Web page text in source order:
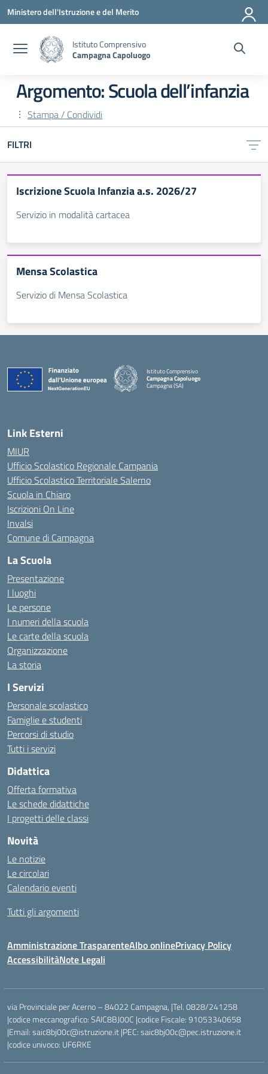
Vai ai contenuti
Vai al menu di navigazione
Vai al footer
Ministero dell'Istruzione e del Merito
Istituto Comprensivo
Campagna Capoluogo
Argomento: Scuola dell’infanzia
Stampa / Condividi
FILTRI
Iscrizione Scuola Infanzia a.s. 2026/27
Servizio in modalità cartacea
Mensa Scolastica
Servizio di Mensa Scolastica
Istituto Comprensivo
Campagna Capoluogo
Campagna (SA)
Link Esterni
MIUR
Ufficio Scolastico Regionale Campania
Ufficio Scolastico Territoriale Salerno
Scuola in Chiaro
Iscrizioni On Line
Invalsi
Comune di Campagna
La Scuola
Presentazione
I luoghi
Le persone
I numeri della scuola
Le carte della scuola
Organizzazione
La storia
I Servizi
Personale scolastico
Famiglie e studenti
Percorsi di studio
Tutti i servizi
Didattica
Offerta formativa
Le schede didattiche
I progetti delle classi
Novità
Le notizie
Le circolari
Calendario eventi
Tutti gli argomenti
Amministrazione TrasparenteAlbo onlinePrivacy Policy
AccessibilitàNote Legali
via Provinciale per Acerno – 84022 Campagna, |Tel. 0828/241258
|codice meccanografico: SAIC8BJ00C |codice Fiscale: 91053340658
|Email: saic8bj00c@istruzione.it |PEC: saic8bj00c@pec.istruzione.it
|codice univoco: UF6RKE